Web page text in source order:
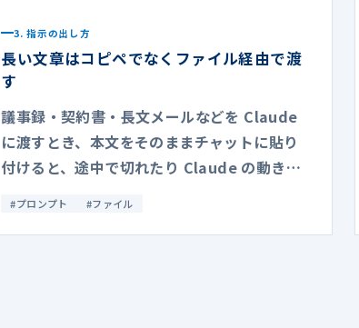
3. 指示の出し方
長い文章はコピペでなくファイル経由で渡
す
議事録・契約書・長文メールなどを Claude
に渡すとき、本文をそのままチャットに貼り
付けると、途中で切れたり Claude の動きが
#プロンプト #ファイル